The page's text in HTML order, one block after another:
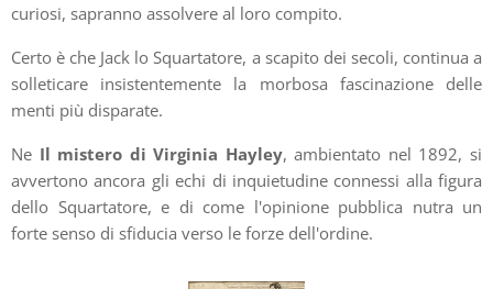
curiosi, sapranno assolvere al loro compito.
Certo è che Jack lo Squartatore, a scapito dei secoli, continua a
solleticare insistentemente la morbosa fascinazione delle
menti più disparate.
Ne Il mistero di Virginia Hayley, ambientato nel 1892, si
avvertono ancora gli echi di inquietudine connessi alla figura
dello Squartatore, e di come l'opinione pubblica nutra un
forte senso di sfiducia verso le forze dell'ordine.